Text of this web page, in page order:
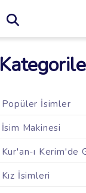
Popüler İsimler
İsim Makinesi
Kur'an-ı Kerim'de
Kız İsimleri